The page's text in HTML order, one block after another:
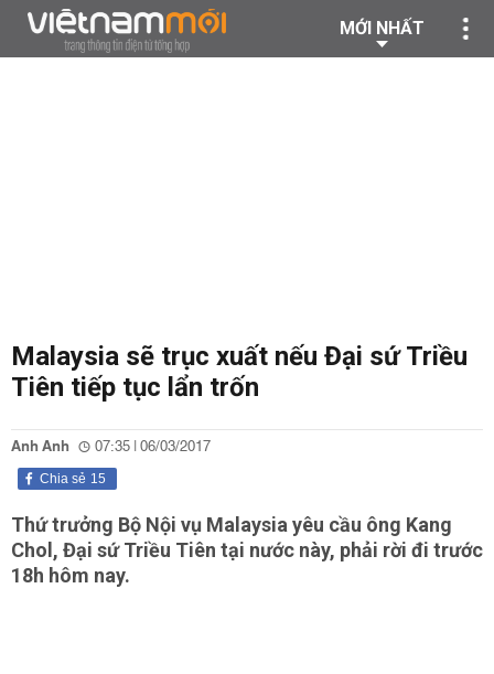
MỚI NHẤT
Malaysia sẽ trục xuất nếu Đại sứ Triều
Tiên tiếp tục lẩn trốn
Anh Anh 07:35 | 06/03/2017
15
Chia sẻ
Thứ trưởng Bộ Nội vụ Malaysia yêu cầu ông Kang
Chol, Đại sứ Triều Tiên tại nước này, phải rời đi trước
18h hôm nay.